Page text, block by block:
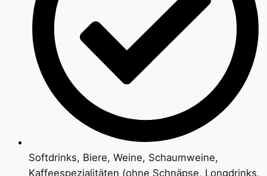
Softdrinks, Biere, Weine, Schaumweine,
Kaffeespezialitäten (ohne Schnäpse, Longdrinks,